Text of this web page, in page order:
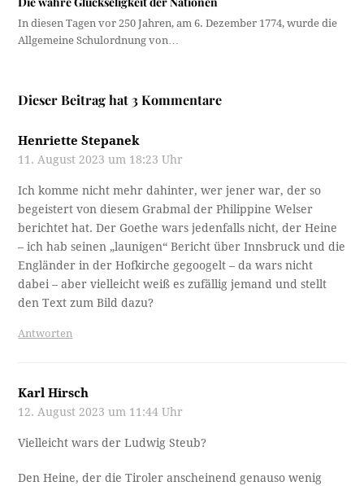
In diesen Tagen vor 250 Jahren, am 6. Dezember 1774, wurde die
Allgemeine Schulordnung von…
Dieser Beitrag hat 3 Kommentare
Henriette Stepanek
11. August 2023 um 18:23 Uhr
Ich komme nicht mehr dahinter, wer jener war, der so
begeistert von diesem Grabmal der Philippine Welser
berichtet hat. Der Goethe wars jedenfalls nicht, der Heine
– ich hab seinen „launigen“ Bericht über Innsbruck und die
Engländer in der Hofkirche gegoogelt – da wars nicht
dabei – aber vielleicht weiß es zufällig jemand und stellt
den Text zum Bild dazu?
Antworten
Karl Hirsch
12. August 2023 um 11:44 Uhr
Vielleicht wars der Ludwig Steub?
Den Heine, der die Tiroler anscheinend genauso wenig